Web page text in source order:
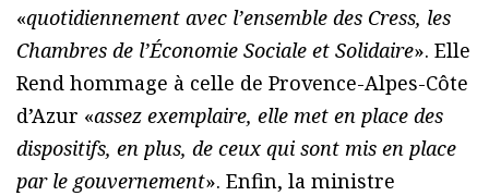
«quotidiennement avec l’ensemble des Cress, les
Chambres de l’Économie Sociale et Solidaire». Elle
Rend hommage à celle de Provence-Alpes-Côte
d’Azur «assez exemplaire, elle met en place des
dispositifs, en plus, de ceux qui sont mis en place
par le gouvernement». Enfin, la ministre